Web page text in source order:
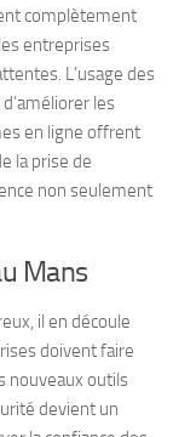
complètement
entreprises
L’usage des
les
en ligne offrent
la prise de
non seulement
Mans
il en découle
doivent faire
nouveaux outils
devient un